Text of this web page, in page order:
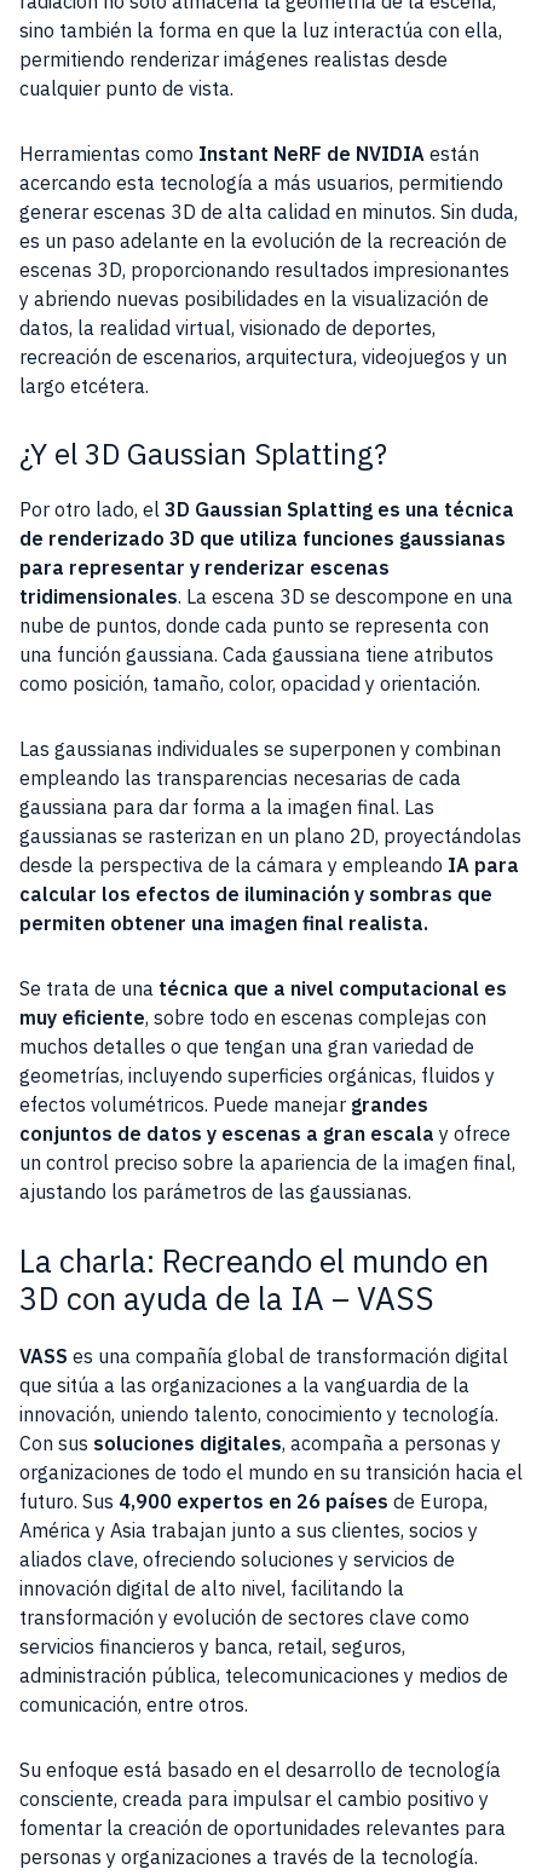
sino también la forma en que la luz interactúa con ella,
permitiendo renderizar imágenes realistas desde
cualquier punto de vista.
Herramientas como Instant NeRF de NVIDIA están
acercando esta tecnología a más usuarios, permitiendo
generar escenas 3D de alta calidad en minutos. Sin duda,
es un paso adelante en la evolución de la recreación de
escenas 3D, proporcionando resultados impresionantes
y abriendo nuevas posibilidades en la visualización de
datos, la realidad virtual, visionado de deportes,
recreación de escenarios, arquitectura, videojuegos y un
largo etcétera.
¿Y el 3D Gaussian Splatting?
Por otro lado, el 3D Gaussian Splatting es una técnica
de renderizado 3D que utiliza funciones gaussianas
para representar y renderizar escenas
tridimensionales. La escena 3D se descompone en una
nube de puntos, donde cada punto se representa con
una función gaussiana. Cada gaussiana tiene atributos
como posición, tamaño, color, opacidad y orientación.
Las gaussianas individuales se superponen y combinan
empleando las transparencias necesarias de cada
gaussiana para dar forma a la imagen final. Las
gaussianas se rasterizan en un plano 2D, proyectándolas
desde la perspectiva de la cámara y empleando IA para
calcular los efectos de iluminación y sombras que
permiten obtener una imagen final realista.
Se trata de una técnica que a nivel computacional es
muy eficiente, sobre todo en escenas complejas con
muchos detalles o que tengan una gran variedad de
geometrías, incluyendo superficies orgánicas, fluidos y
efectos volumétricos. Puede manejar grandes
conjuntos de datos y escenas a gran escala y ofrece
un control preciso sobre la apariencia de la imagen final,
ajustando los parámetros de las gaussianas.
La charla: Recreando el mundo en
3D con ayuda de la IA – VASS
VASS es una compañía global de transformación digital
que sitúa a las organizaciones a la vanguardia de la
innovación, uniendo talento, conocimiento y tecnología.
Con sus soluciones digitales, acompaña a personas y
organizaciones de todo el mundo en su transición hacia el
futuro. Sus 4,900 expertos en 26 países de Europa,
América y Asia trabajan junto a sus clientes, socios y
aliados clave, ofreciendo soluciones y servicios de
innovación digital de alto nivel, facilitando la
transformación y evolución de sectores clave como
servicios financieros y banca, retail, seguros,
administración pública, telecomunicaciones y medios de
comunicación, entre otros.
Su enfoque está basado en el desarrollo de tecnología
consciente, creada para impulsar el cambio positivo y
fomentar la creación de oportunidades relevantes para
personas y organizaciones a través de la tecnología.